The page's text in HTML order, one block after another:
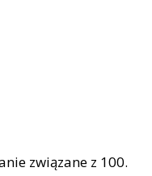
związane z 100.